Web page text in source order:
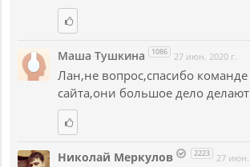
Маша Тушкина 1086 27 июн. 2020 г.
Лан,не вопрос,спасибо
сайта,они большое дело
Николай Меркулов 2223 27 июн.